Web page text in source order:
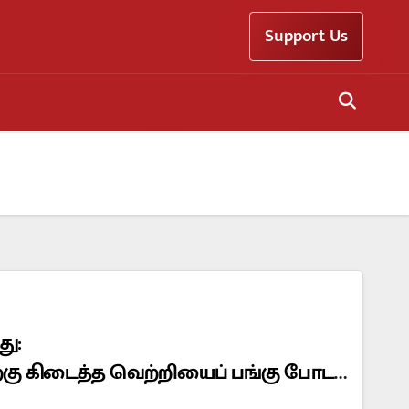
Support Us
கிடைத்த வெற்றியைப் பங்கு போடத்